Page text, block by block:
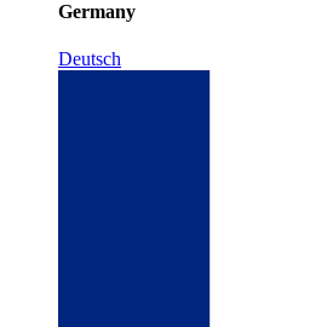
Germany
Deutsch